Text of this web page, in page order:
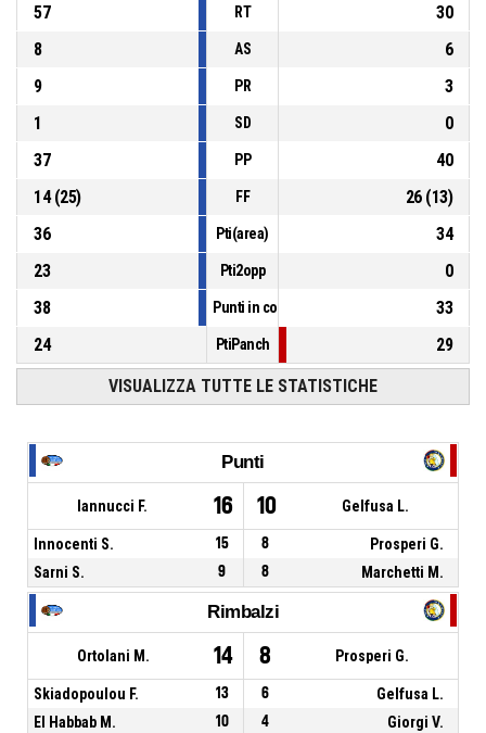
57
RT
30
8
AS
6
9
PR
3
1
SD
0
37
PP
40
14(25) FF 26(13)
36
Pti(area)
34
23
Pti2opp
0
38
Punti in contropiede
33
24
PtiPanch 29
VISUALIZZA TUTTE LE STATISTICHE
Punti
Iannucci F. 16 10 Gelfusa L.
Innocenti S. 15 8
Prosperi G.
Sarni S.
9 8 Marchetti M.
Rimbalzi
Ortolani M. 14 8 Prosperi G.
Skiadopoulou F. 13 6
Gelfusa L.
El Habbab M.
10 4 Giorgi V.